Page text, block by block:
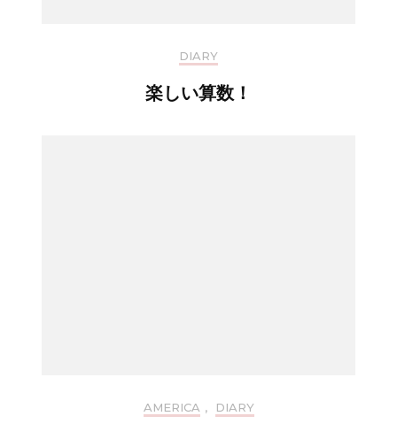
DIARY
楽しい算数！
AMERICA , DIARY